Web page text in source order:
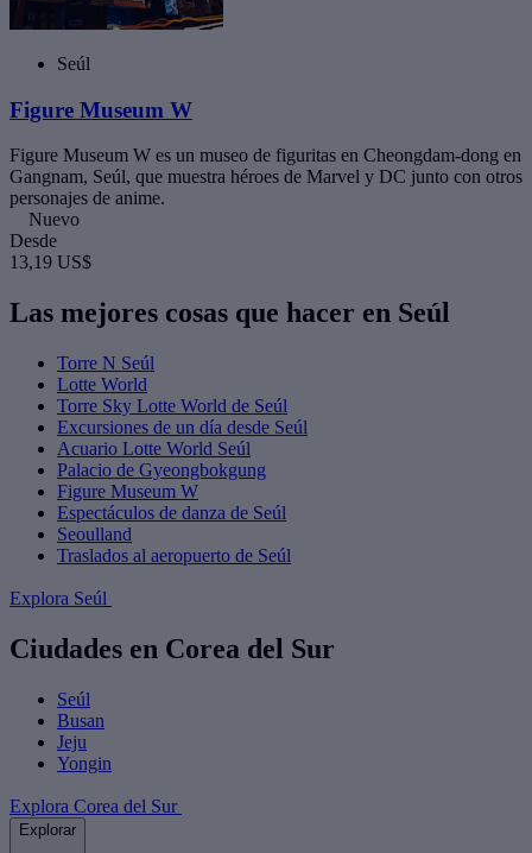
Seúl
Figure Museum W
Figure Museum W es un museo de figuritas en Cheongdam-dong en
Gangnam, Seúl, que muestra héroes de Marvel y DC junto con otros
personajes de anime.
Nuevo
Desde
13,19 US$
Las mejores cosas que hacer en Seúl
Torre N Seúl
Lotte World
Torre Sky Lotte World de Seúl
Excursiones de un día desde Seúl
Acuario Lotte World Seúl
Palacio de Gyeongbokgung
Figure Museum W
Espectáculos de danza de Seúl
Seoulland
Traslados al aeropuerto de Seúl
Explora Seúl
Ciudades en Corea del Sur
Seúl
Busan
Jeju
Yongin
Explora Corea del Sur
Explorar